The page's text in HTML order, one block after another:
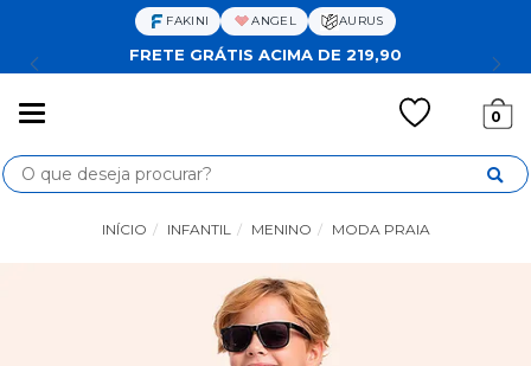
FAKINI ANGEL AURUS
FRETE GRÁTIS ACIMA DE 219,90
0
Busca
INÍCIO INFANTIL MENINO MODA PRAIA